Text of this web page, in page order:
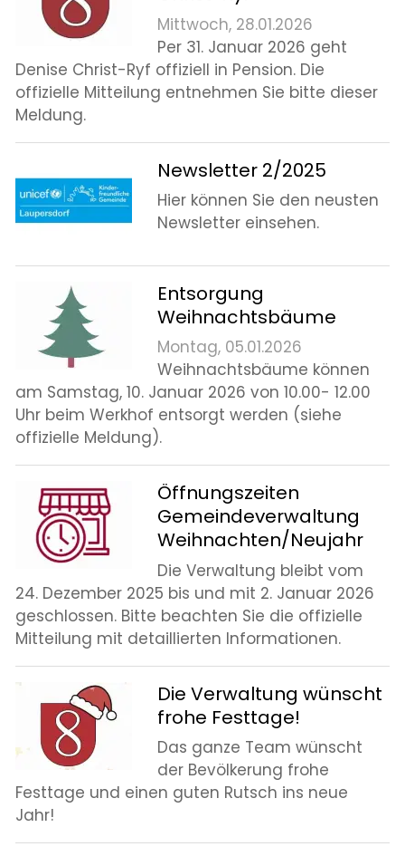
Mittwoch, 28.01.2026
Per 31. Januar 2026 geht
Denise Christ-Ryf offiziell in Pension. Die
offizielle Mitteilung entnehmen Sie bitte dieser
Meldung.
Newsletter 2/2025
Hier können Sie den neusten
Newsletter einsehen.
Entsorgung
Weihnachtsbäume
Montag, 05.01.2026
Weihnachtsbäume können
am Samstag, 10. Januar 2026 von 10.00- 12.00
Uhr beim Werkhof entsorgt werden (siehe
offizielle Meldung).
Öffnungszeiten
Gemeindeverwaltung
Weihnachten/Neujahr
Die Verwaltung bleibt vom
24. Dezember 2025 bis und mit 2. Januar 2026
geschlossen. Bitte beachten Sie die offizielle
Mitteilung mit detaillierten Informationen.
Die Verwaltung wünscht
frohe Festtage!
Das ganze Team wünscht
der Bevölkerung frohe
Festtage und einen guten Rutsch ins neue
Jahr!